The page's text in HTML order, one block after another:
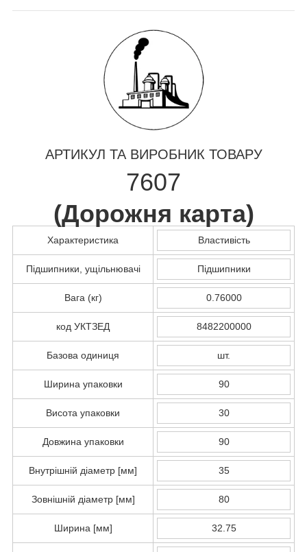
АРТИКУЛ ТА ВИРОБНИК ТОВАРУ
7607
(Дорожня карта)
Характеристика Властивість
Підшипники, ущільнювачі Підшипники
Вага (кг) 0.76000
код УКТЗЕД 8482200000
Базова одиниця шт.
Ширина упаковки 90
Висота упаковки 30
Довжина упаковки 90
Внутрішній діаметр [мм] 35
Зовнішній діаметр [мм] 80
Ширина [мм] 32.75